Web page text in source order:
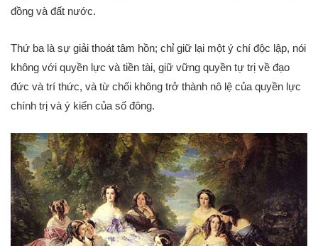
đồng và đất nước.
Thứ ba là sự giải thoát tâm hồn; chỉ giữ lại một ý chí độc lập, nói
không với quyền lực và tiền tài, giữ vững quyền tự trị về đạo
đức và trí thức, và từ chối không trở thành nô lệ của quyền lực
chính trị và ý kiến của số đông.